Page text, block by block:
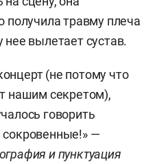
получила травму плеча
нее вылетает сустав.
(не потому что
нашим секретом),
говорить
сокровенные!» —
и пунктуация